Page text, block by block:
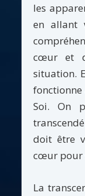
les
en allant
cœur et
situation.
fonctionne
Soi. On
doit être
cœur pour
La